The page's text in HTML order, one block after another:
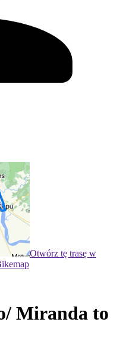
Otwórz tę trasę w
Miranda to